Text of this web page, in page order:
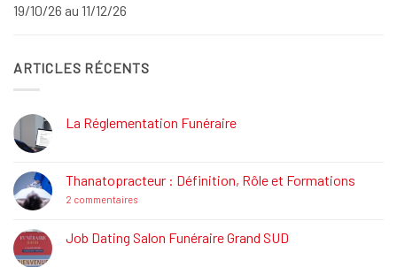
19/10/26 au 11/12/26
ARTICLES RÉCENTS
La Réglementation Funéraire
La
Réglementation
Funéraire
Thanatopracteur : Définition, Rôle et Formations
2 commentairessur
Définition,
Rôle
Job Dating Salon Funéraire Grand SUD